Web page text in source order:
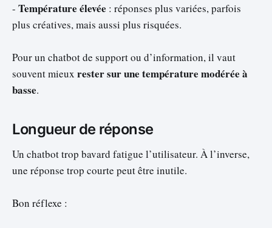
- Température élevée : réponses plus variées, parfois
plus créatives, mais aussi plus risquées.
Pour un chatbot de support ou d’information, il vaut
souvent mieux rester sur une température modérée à
basse.
Longueur de réponse
Un chatbot trop bavard fatigue l’utilisateur. À l’inverse,
une réponse trop courte peut être inutile.
Bon réflexe :